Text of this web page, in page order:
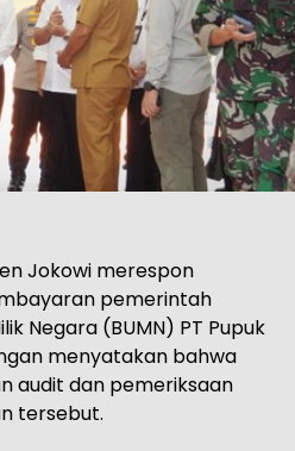
Jokowi merespon
pemerintah
Negara (BUMN) PT Pupuk
menyatakan bahwa
audit dan pemeriksaan
tersebut.